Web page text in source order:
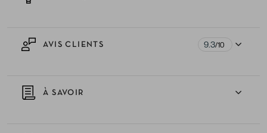
AVIS CLIENTS 9.3/10
À SAVOIR